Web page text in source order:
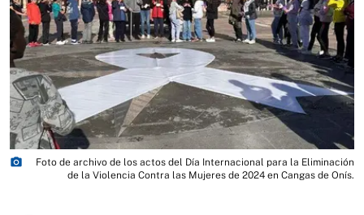
photo_camera
Foto de archivo de los actos del Día Internacional para la Eliminación
de la Violencia Contra las Mujeres de 2024 en Cangas de Onís.